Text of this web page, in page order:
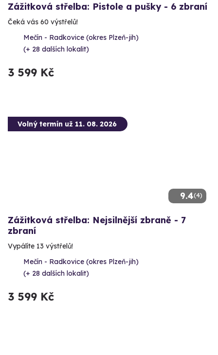
Zážitková střelba: Pistole a pušky - 6 zbraní
Čeká vás 60 výstřelů!
Mečín - Radkovice (okres Plzeň-jih)
(+ 28 dalších lokalit)
3 599 Kč
9.4(4)
Volný termín už 11. 08. 2026
Zážitková střelba: Nejsilnější zbraně - 7
zbraní
Vypálíte 13 výstřelů!
Mečín - Radkovice (okres Plzeň-jih)
(+ 28 dalších lokalit)
3 599 Kč